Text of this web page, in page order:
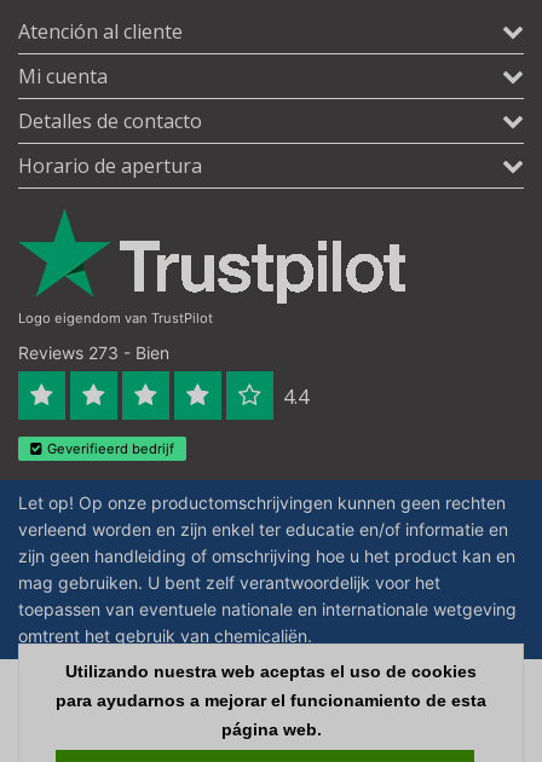
Atención al cliente
Mi cuenta
Detalles de contacto
Horario de apertura
Logo eigendom van TrustPilot
Reviews 273 - Bien
4.4
Geverifieerd bedrijf
Let op! Op onze productomschrijvingen kunnen geen rechten
verleend worden en zijn enkel ter educatie en/of informatie en
zijn geen handleiding of omschrijving hoe u het product kan en
mag gebruiken. U bent zelf verantwoordelijk voor het
toepassen van eventuele nationale en internationale wetgeving
omtrent het gebruik van chemicaliën.
baratos - All rights reserved - Theme byInStijl Media | Todos los precios no
Utilizando nuestra web aceptas el uso de cookies
para ayudarnos a mejorar el funcionamiento de esta
página web.